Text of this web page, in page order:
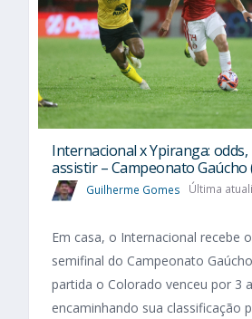
Internacional x Ypiranga:
assistir – Campeonato Gaúcho
Guilherme Gomes Última
Em casa, o Internacional recebe
semifinal do Campeonato
partida o Colorado venceu por 3
encaminhando sua classificação